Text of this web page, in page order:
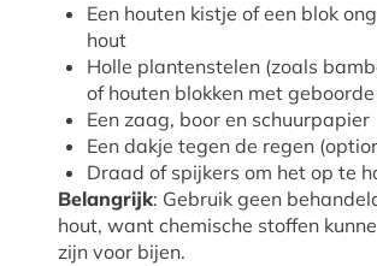
Een houten kistje of een blok
hout
Holle plantenstelen (zoals
of houten blokken met
Een zaag, boor en schuurpapier
Een dakje tegen de regen
Draad of spijkers om het op te
Belangrijk: Gebruik geen
hout, want chemische stoffen
zijn voor bijen.